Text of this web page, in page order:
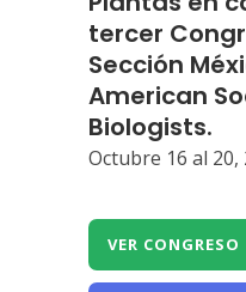
tercer
Sección
American
Biologists.
Octubre 16 al 20,
VER CONGRESO